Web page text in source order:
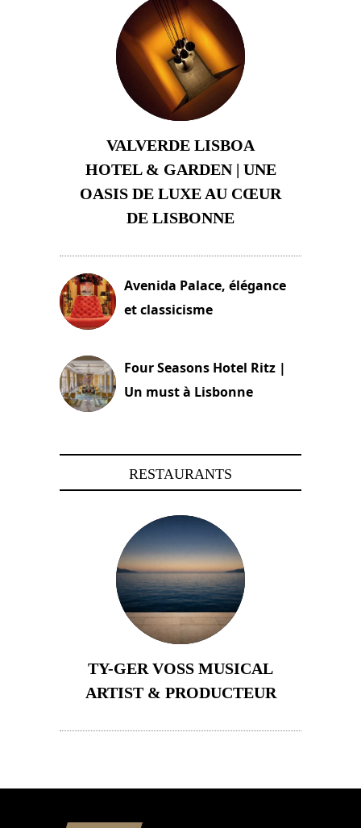
VALVERDE LISBOA
HOTEL & GARDEN | UNE
OASIS DE LUXE AU CŒUR
DE LISBONNE
Avenida Palace, élégance
et classicisme
Four Seasons Hotel Ritz |
Un must à Lisbonne
RESTAURANTS
TY-GER VOSS MUSICAL
ARTIST & PRODUCTEUR